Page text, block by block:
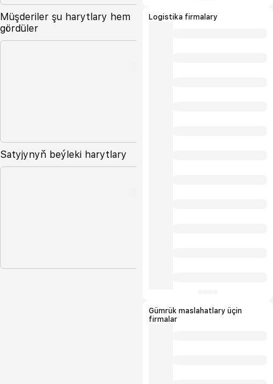
Müşderiler şu harytlary hem
gördüler
Satyjynyň beýleki harytlary
Logistika firmalary
Gümrük maslahatlary üçin
firmalar